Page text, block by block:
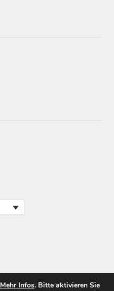
Mehr Infos. Bitte aktivieren Sie